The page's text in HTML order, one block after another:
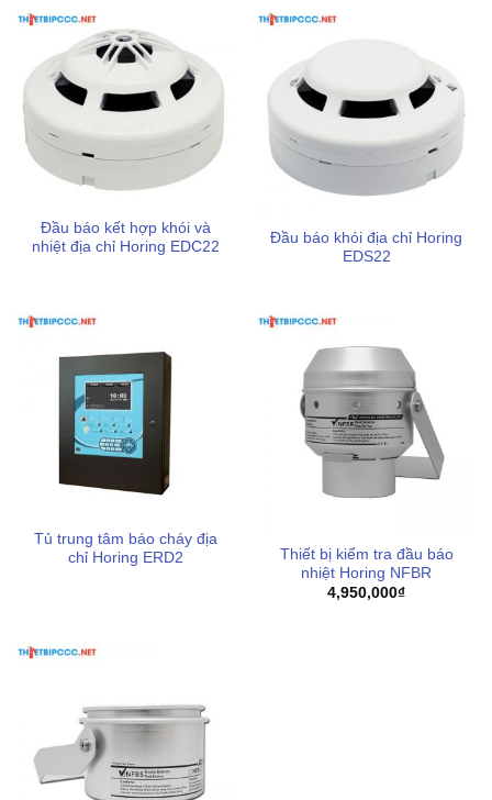
Email: tramvu.sonbang@gmail.com
Website:https://thietbipccc.net
Sản phẩm / Dịch vụ cung cấp chính
Chuyên kinh doanh các sản phẩm thiết bị chữa cháy
bảo hộ lao động
mặt nạ phòng độc thiết bị báo cháy,
Giá cả phải chăng, báo giá theo từng số lượng cụ thể
có chiết khấu phù hợp với từng đối tượng khách hàng
đảm bảo sự yên tâm lâu dài
Sản phẩm có tem kiểm định chất lượng an toàn bởi cơ
quan pccc theo quy định Việt Nam
Dịch vụ giao hàng nhanh chóng, hỗ trợ chi phí vận
chuyển tối ưu cho từng khu vực của khách hàng
Đầu báo kết hợp khói và
nhiệt địa chỉ Horing EDC22
Đầu báo khói địa chỉ Horing
EDS22
Tủ trung tâm báo cháy địa
chỉ Horing ERD2
Thiết bị kiểm tra đầu báo
nhiệt Horing NFBR
4,950,000₫